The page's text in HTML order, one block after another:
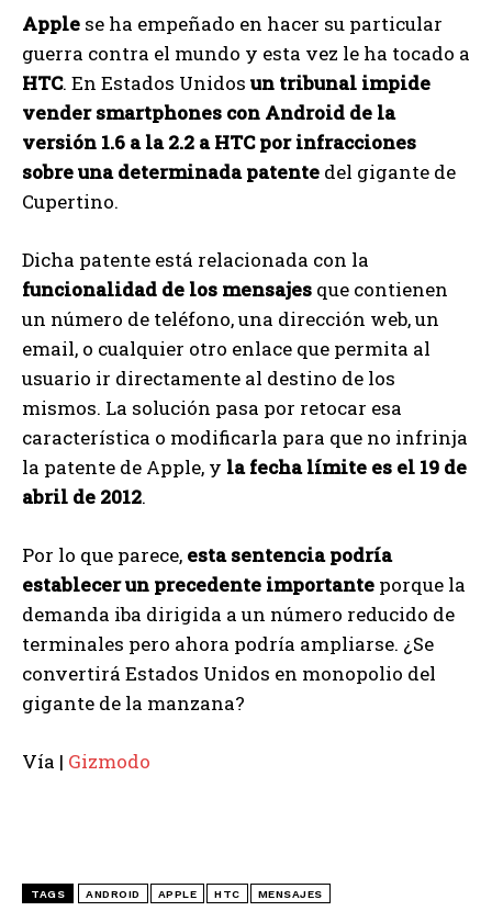
Apple se ha empeñado en hacer su particular
guerra contra el mundo y esta vez le ha tocado a
HTC. En Estados Unidos un tribunal impide
vender smartphones con Android de la
versión 1.6 a la 2.2 a HTC por infracciones
sobre una determinada patente del gigante de
Cupertino.
Dicha patente está relacionada con la
funcionalidad de los mensajes que contienen
un número de teléfono, una dirección web, un
email, o cualquier otro enlace que permita al
usuario ir directamente al destino de los
mismos. La solución pasa por retocar esa
característica o modificarla para que no infrinja
la patente de Apple, y la fecha límite es el 19 de
abril de 2012.
Por lo que parece, esta sentencia podría
establecer un precedente importante porque la
demanda iba dirigida a un número reducido de
terminales pero ahora podría ampliarse. ¿Se
convertirá Estados Unidos en monopolio del
gigante de la manzana?
Vía | Gizmodo
TAGS ANDROID APPLE HTC MENSAJES